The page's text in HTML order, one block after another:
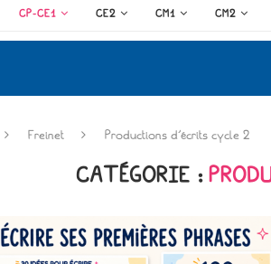
CP-CE1 CE2 CM1 CM2
Freinet Productions d’écrits cycle 2
CATÉGORIE :